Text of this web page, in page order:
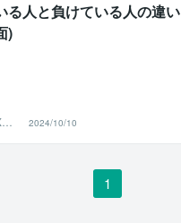
る人と負けている人の違い
)
2024/10/10
1